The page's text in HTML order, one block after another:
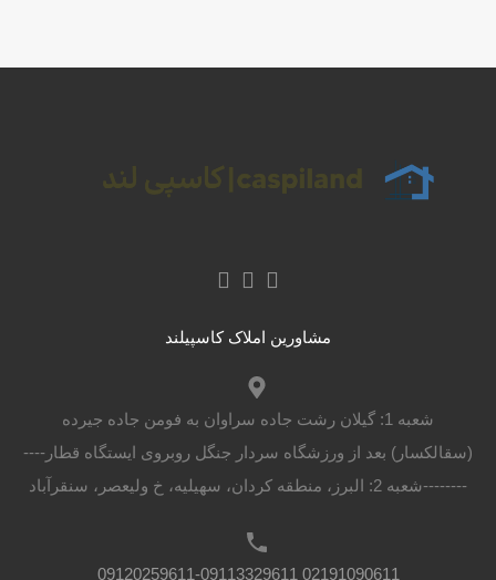
مشاورین املاک کاسپیلند
شعبه 1: گیلان رشت جاده سراوان به فومن جاده جیرده
(سقالکسار) بعد از ورزشگاه سردار جنگل روبروی ایستگاه قطار----
--------شعبه 2: البرز، منطقه کردان، سهیلیه، خ ولیعصر، سنقرآباد
02191090611 09120259611-09113329611